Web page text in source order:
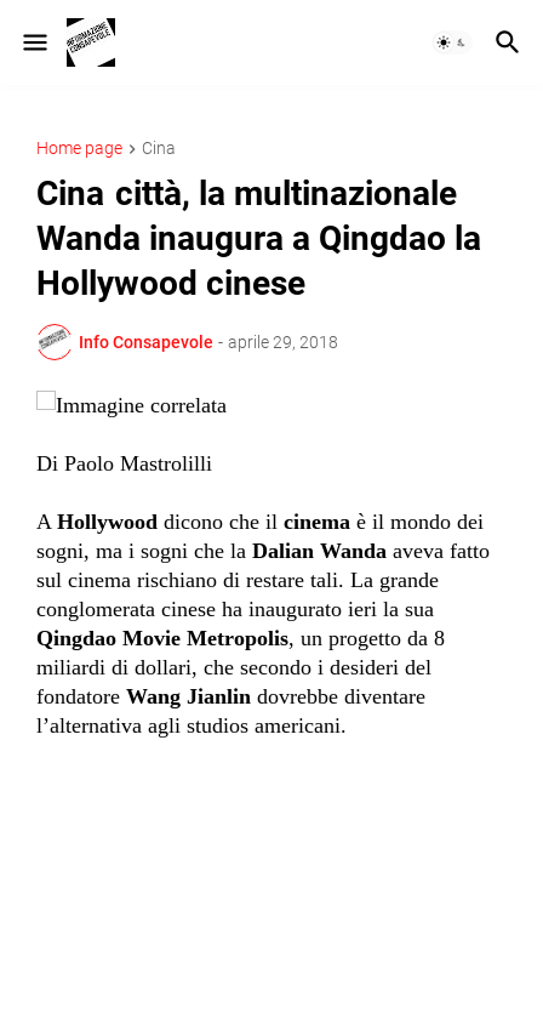
Home page Cina
Cina città, la multinazionale
Wanda inaugura a Qingdao la
Hollywood cinese
Info Consapevole - aprile 29, 2018
Di Paolo Mastrolilli
A Hollywood dicono che il cinema è il mondo dei
sogni, ma i sogni che la Dalian Wanda aveva fatto
sul cinema rischiano di restare tali. La grande
conglomerata cinese ha inaugurato ieri la sua
Qingdao Movie Metropolis, un progetto da 8
miliardi di dollari, che secondo i desideri del
fondatore Wang Jianlin dovrebbe diventare
l’alternativa agli studios americani.